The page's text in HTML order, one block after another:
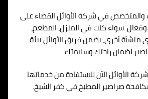
والمتخصص في شركة الأوائل القضاء على
سواء كنت في المنزل، المطعم،
منشأة أخرى، يضمن فريق الأوائل بيئة
لضمان راحتك وسلامتك.
الأوائل الآن للاستفادة من خدماتها
صراصير المطبخ في كفر الشيخ.